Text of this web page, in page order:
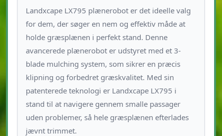
Landxcape LX795 plænerobot er det ideelle valg
for dem, der søger en nem og effektiv måde at
holde græsplænen i perfekt stand. Denne
avancerede plænerobot er udstyret med et 3-
blade mulching system, som sikrer en præcis
klipning og forbedret græskvalitet. Med sin
patenterede teknologi er Landxcape LX795 i
stand til at navigere gennem smalle passager
uden problemer, så hele græsplænen efterlades
jævnt trimmet.